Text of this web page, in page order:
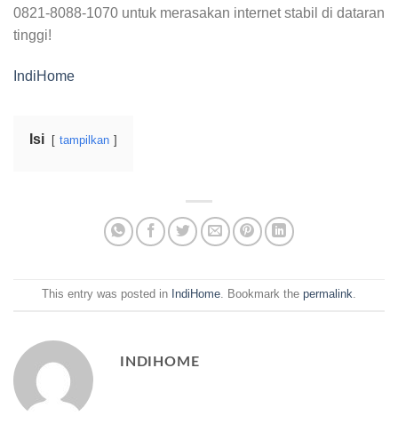
0821-8088-1070 untuk merasakan internet stabil di dataran
tinggi!
IndiHome
Isi tampilkan
This entry was posted in IndiHome. Bookmark the permalink.
INDIHOME